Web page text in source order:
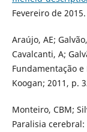
Fevereiro de 2015.
Araújo, AE;
Cavalcanti, A;
Fundamentação
Koogan; 2011, p.
Monteiro, CBM;
Paralisia